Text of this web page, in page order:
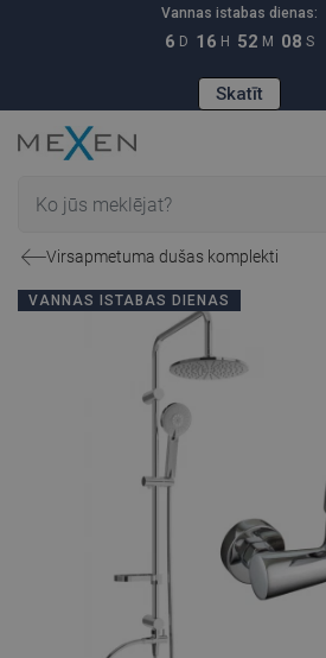
Vannas istabas dienas:
6 D 16 H 52 M 07 S
Skatīt
Virsapmetuma dušas komplekti
VANNAS ISTABAS DIENAS